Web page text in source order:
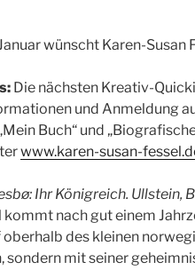
wünscht Karen-Susan
Die nächsten Kreativ-
und Anmeldung
Buch“ und
www.karen-susan-
Ihr Königreich. Ullstein,
kommt nach gut einem
des kleinen
sondern mit seiner